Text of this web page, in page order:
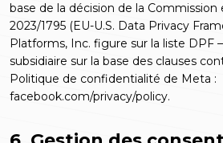
base de la décision de la Commission
2023/1795 (EU-U.S. Data Privacy
Platforms, Inc. figure sur la liste DPF
subsidiaire sur la base des clauses
Politique de confidentialité de Meta :
facebook.com/privacy/policy.